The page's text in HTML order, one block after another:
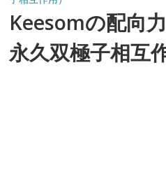
Keesomの配向
永久双極子相互